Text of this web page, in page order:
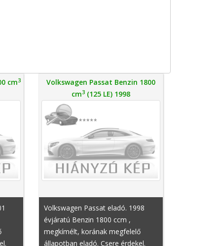
cm3
Volkswagen Passat Benzin 1800
cm3 (125 LE) 1998
Volkswagen Passat eladó. 1998
évjáratú Benzin 1800 ccm ,
megkímélt, korának megfelelő
állapotban eladó. Csere érdekel.